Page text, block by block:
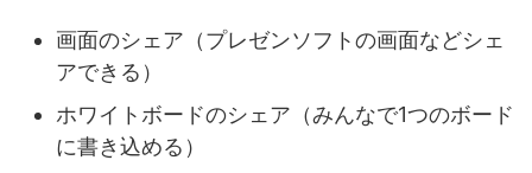
画面のシェア（プレゼンソフトの画面などシェ
アできる）
ホワイトボードのシェア（みんなで1つのボード
に書き込める）